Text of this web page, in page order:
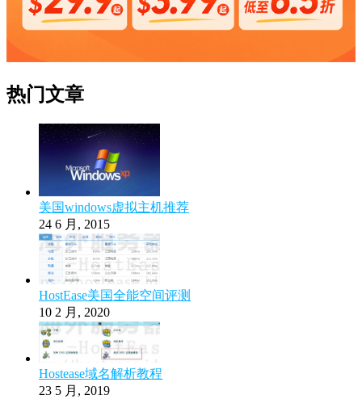
热门文章
美国windows虚拟主机推荐
24 6 月, 2015
HostEase美国全能空间评测
10 2 月, 2020
Hostease域名解析教程
23 5 月, 2019